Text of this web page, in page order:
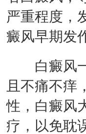
严重程度，
癜风早期发
白癜风一
且不痛不痒
性，白癜风
疗，以免耽